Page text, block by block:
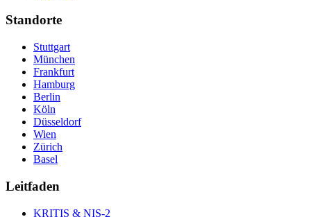
Standorte
Stuttgart
München
Frankfurt
Hamburg
Berlin
Köln
Düsseldorf
Wien
Zürich
Basel
Leitfaden
KRITIS & NIS-2